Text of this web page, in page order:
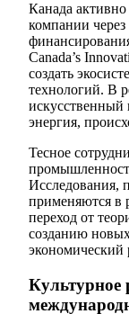
Канада
компании
Canada’s
создать
технологий. В
искусственный
энергия,
Тесное
Исследования,
применяются в
переход от
созданию
экономический
Культурное